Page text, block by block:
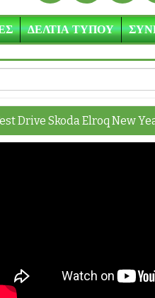
ΔΕΛΤΙΑ ΤΥΠΟΥ
Drive Skoda Elroq New